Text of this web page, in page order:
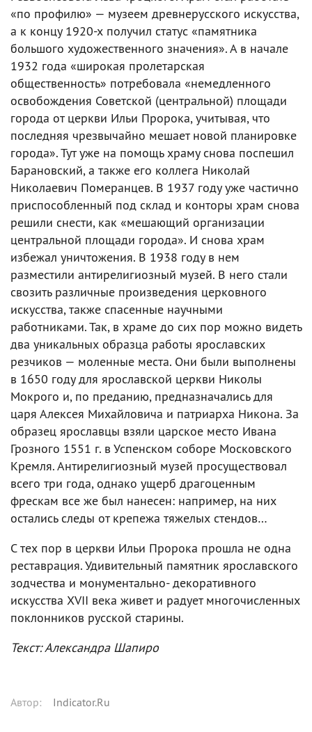
«по профилю» — музеем древнерусского искусства,
а к концу 1920-х получил статус «памятника
большого художественного значения». А в начале
1932 года «широкая пролетарская
общественность» потребовала «немедленного
освобождения Советской (центральной) площади
города от церкви Ильи Пророка, учитывая, что
последняя чрезвычайно мешает новой планировке
города». Тут уже на помощь храму снова поспешил
Барановский, а также его коллега Николай
Николаевич Померанцев. В 1937 году уже частично
приспособленный под склад и конторы храм снова
решили снести, как «мешающий организации
центральной площади города». И снова храм
избежал уничтожения. В 1938 году в нем
разместили антирелигиозный музей. В него стали
свозить различные произведения церковного
искусства, также спасенные научными
работниками. Так, в храме до сих пор можно видеть
два уникальных образца работы ярославских
резчиков — моленные места. Они были выполнены
в 1650 году для ярославской церкви Николы
Мокрого и, по преданию, предназначались для
царя Алексея Михайловича и патриарха Никона. За
образец ярославцы взяли царское место Ивана
Грозного 1551 г. в Успенском соборе Московского
Кремля. Антирелигиозный музей просуществовал
всего три года, однако ущерб драгоценным
фрескам все же был нанесен: например, на них
остались следы от крепежа тяжелых стендов…
С тех пор в церкви Ильи Пророка прошла не одна
реставрация. Удивительный памятник ярославского
зодчества и монументально- декоративного
искусства XVII века живет и радует многочисленных
поклонников русской старины.
Текст: Александра Шапиро
Автор: Indicator.Ru